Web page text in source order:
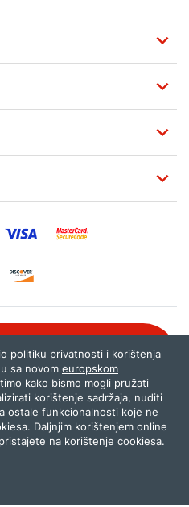
samo provjerene i pravilne
odnosno neadekvatne informacije,
.
politiku privatnosti i korištenja
sa novom europskom
kako bismo mogli pružati
korištenje sadržaja, nuditi
ostale funkcionalnosti koje ne
Daljnjim korištenjem online
na korištenje cookiesa.